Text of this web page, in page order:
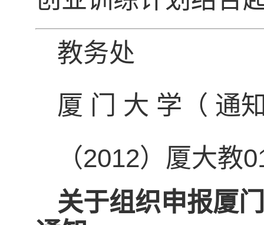
教务处
厦 门 大 学（ 通
（2012）厦大教
关于组织申报厦